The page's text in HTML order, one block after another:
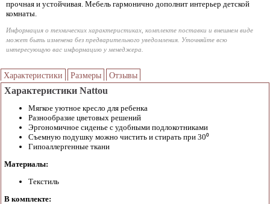
прочная и устойчивая. Мебель гармонично дополнит интерьер детской
комнаты.
Информация о технических характеристиках, комплекте поставки и внешнем виде
может быть изменена без предварительного уведомления. Уточняйте всю
интересующую вас информацию у менеджера.
Характеристики Размеры Отзывы
Характеристики Nattou
Мягкое уютное кресло для ребенка
Разнообразие цветовых решений
Эргономичное сиденье с удобными подлокотниками
Съемную подушку можно чистить и стирать при 30⁰
Гипоаллергенные ткани
Материалы:
Текстиль
В комплекте: